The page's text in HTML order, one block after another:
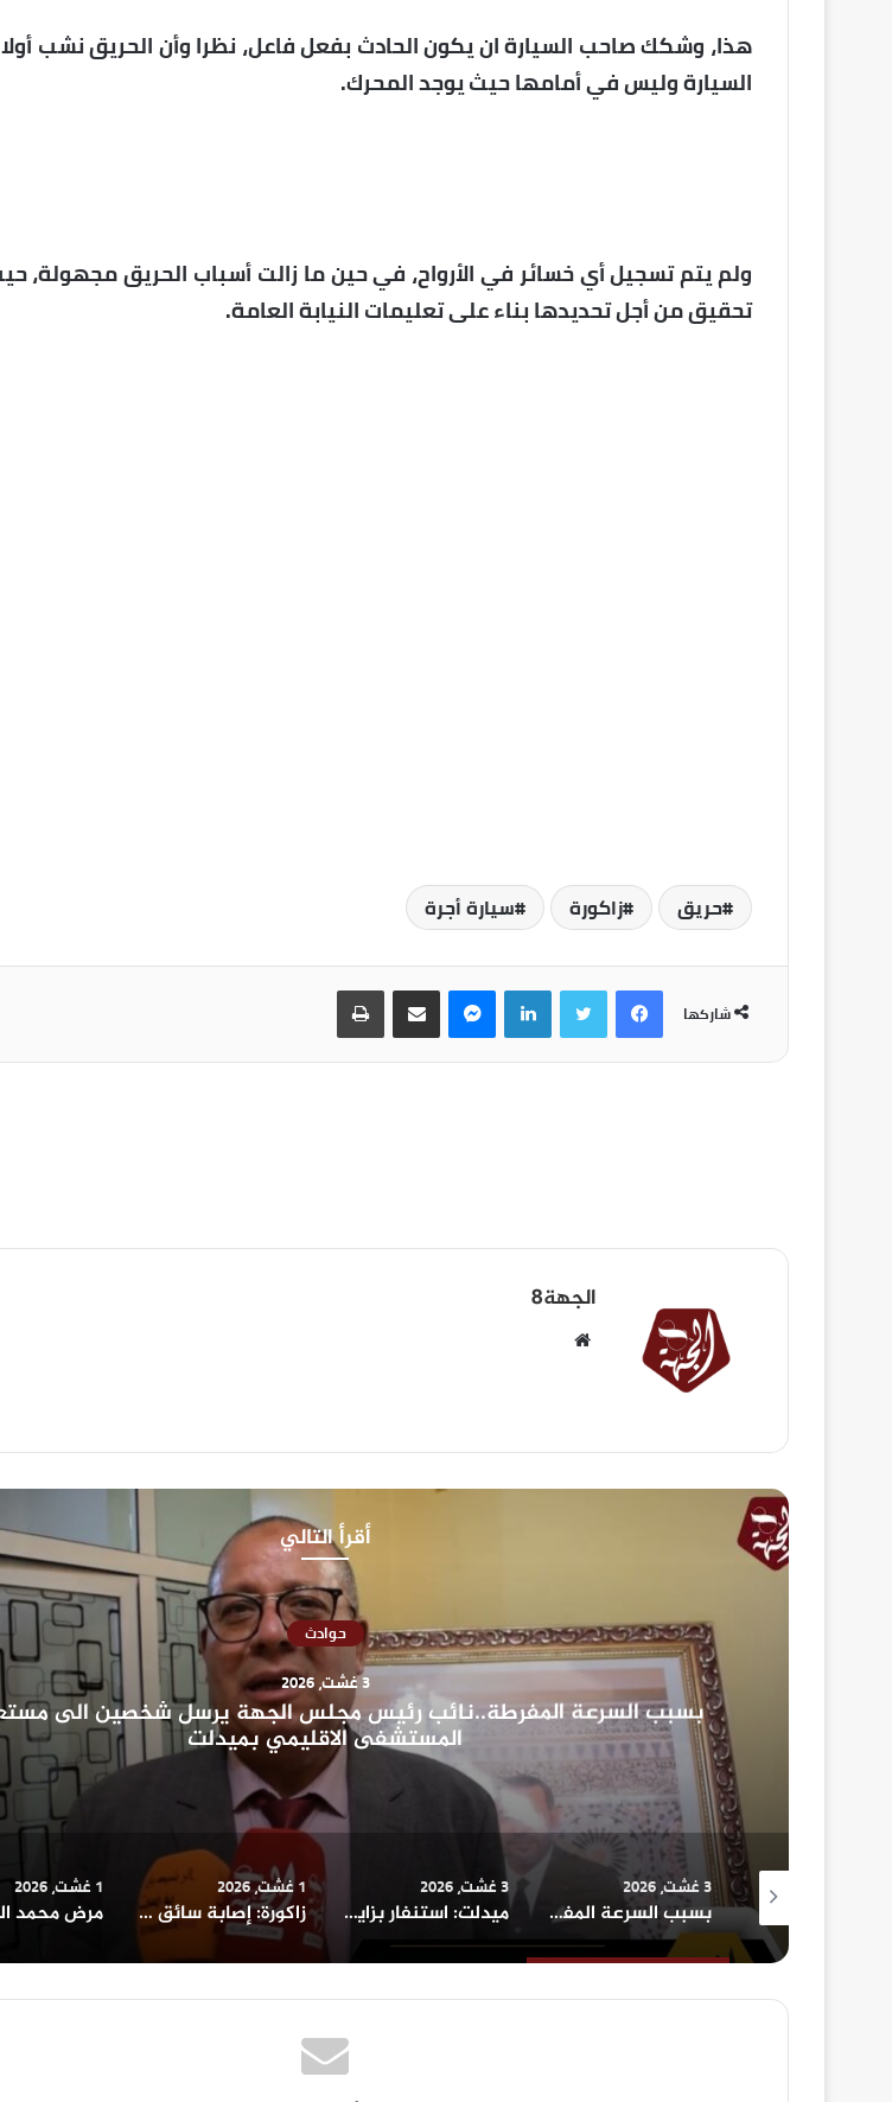
هذا، وشكك صاحب السيارة ان يكون الحادث بفعل فاعل، نظرا وأن الحريق نشب
السيارة وليس في أمامها حيث يوجد المحرك.
ولم يتم تسجيل أي خسائر في الأرواح، في حين ما زالت أسباب الحريق مجهولة،
تحقيق من أجل تحديدها بناء على تعليمات النيابة العامة.
حريق زاكورة سيارة أجرة
شاركها
الجهة8
أقرأ التالي
حوادث
3 غشت، 2026
بسبب السرعة المفرطة..نائب رئيس مجلس الجهة يرسل شخصين الى
المستشفى الاقليمي بميدلت
زاكورة: انتحار شاب يعاني اضطرابات نفسية يهز دوار “سارت” بجماعة تامكروت
3 غشت، 2026
بسبب السرعة المفرطة..نائب رئيس مجلس الجهة يرسل شخصين الى مستعجلات المستشفى الاقليمي بميدلت
3 غشت، 2026
ميدلت: استنفار بزايدة بعد اندلاع حريق قرب واد ملوية وتدخل محكم يمنع وقوع كارثة
1 غشت، 2026
زاكورة: إصابة سائق إثر انقلاب شاحنة محملة بالتبن على الطريق الجبلية بأيت ساون
1 غشت، 2026